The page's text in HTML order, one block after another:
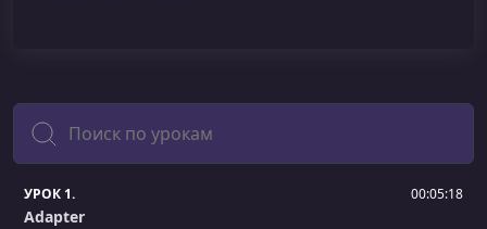
Поиск
УРОК 1. 00:05:18
Adapter